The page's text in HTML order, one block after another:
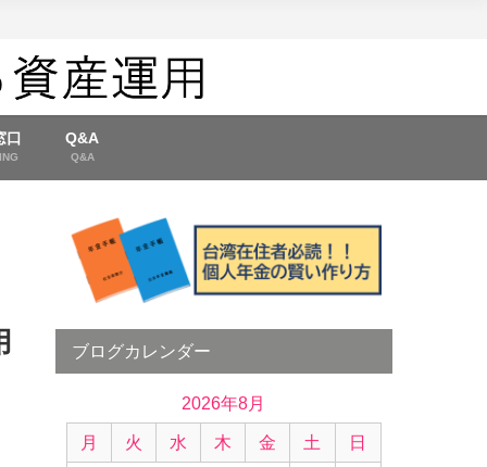
口 Q&A
Q&A
ブログカレンダー
2026年8月
月 火 水 木 金 土 日